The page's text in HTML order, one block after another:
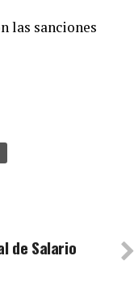
las sanciones
de Salario